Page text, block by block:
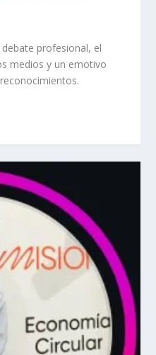
profesional, el
medios y un emotivo